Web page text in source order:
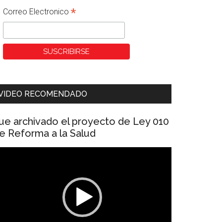
Correo Electronico *
RECOMENDADO
archivado el proyecto de Ley 010
Reforma a la Salud